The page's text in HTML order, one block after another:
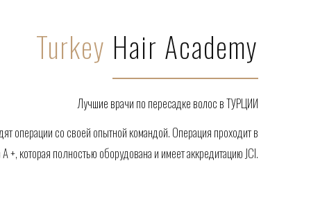
Turkey Hair Academy
Лучшие врачи по пересадке волос в ТУРЦИИ
операции со своей опытной командой. Операция проходит в
+, которая полностью оборудована и имеет аккредитацию JCI.